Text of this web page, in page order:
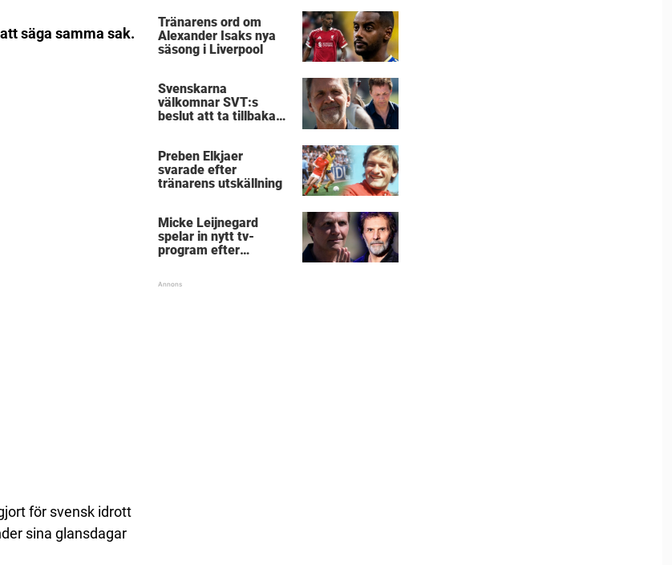
säga samma sak.
för svensk idrott
sina glansdagar
Tränarens ord om
Alexander Isaks nya
säsong i Liverpool
Svenskarna
välkomnar SVT:s
beslut att ta tillbaka
Preben Elkjaer
svarade efter
tränarens utskällning
Micke Leijnegard
spelar in nytt tv-
program efter